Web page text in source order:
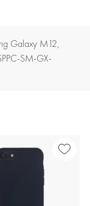
Galaxy M12,
SM-GX-